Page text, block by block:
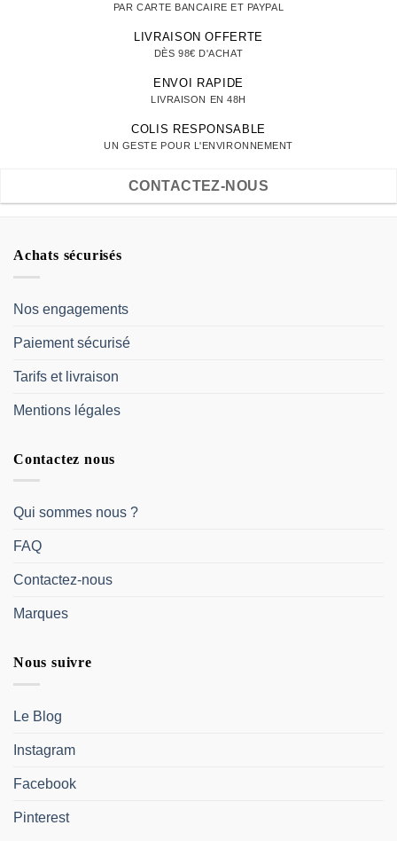
PAR CARTE BANCAIRE ET PAYPAL
LIVRAISON OFFERTE
DÈS 98€ D'ACHAT
ENVOI RAPIDE
LIVRAISON EN 48H
COLIS RESPONSABLE
UN GESTE POUR L'ENVIRONNEMENT
CONTACTEZ-NOUS
Achats sécurisés
Nos engagements
Paiement sécurisé
Tarifs et livraison
Mentions légales
Contactez nous
Qui sommes nous ?
FAQ
Contactez-nous
Marques
Nous suivre
Le Blog
Instagram
Facebook
Pinterest